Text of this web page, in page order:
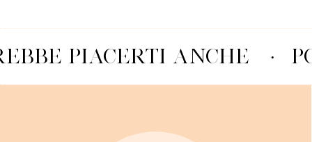
PIACERTI ANCHE